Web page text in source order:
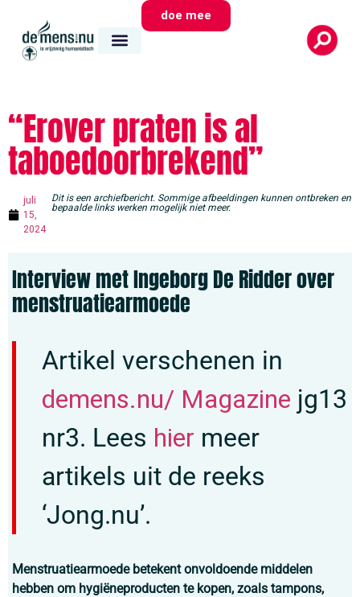
doe mee
“Erover praten is al
taboedoorbrekend”
juli
15,
2024
Dit is een archiefbericht. Sommige afbeeldingen kunnen ontbreken en
bepaalde links werken mogelijk niet meer.
Interview met Ingeborg De Ridder over
menstruatiearmoede
Artikel verschenen in
demens.nu/ Magazine jg13
nr3. Lees hier meer
artikels uit de reeks
‘Jong.nu’.
Menstruatiearmoede betekent onvoldoende middelen
hebben om hygiëneproducten te kopen, zoals tampons,